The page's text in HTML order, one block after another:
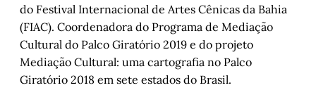
do Festival Internacional de Artes Cênicas da Bahia
(FIAC). Coordenadora do Programa de Mediação
Cultural do Palco Giratório 2019 e do projeto
Mediação Cultural: uma cartografia no Palco
Giratório 2018 em sete estados do Brasil.